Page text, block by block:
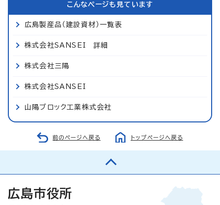
こんなページも見ています
広島製産品（建設資材）一覧表
株式会社SANSEI 詳細
株式会社三陽
株式会社SANSEI
山陽ブロック工業株式会社
前のページへ戻る トップページへ戻る
広島市役所